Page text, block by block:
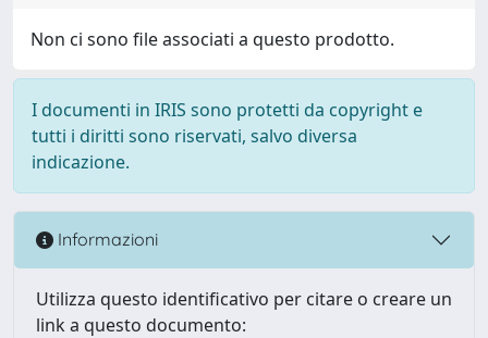
Non ci sono file associati a questo prodotto.
I documenti in IRIS sono protetti da copyright e
tutti i diritti sono riservati, salvo diversa
indicazione.
Informazioni
Utilizza questo identificativo per citare o creare un
link a questo documento: